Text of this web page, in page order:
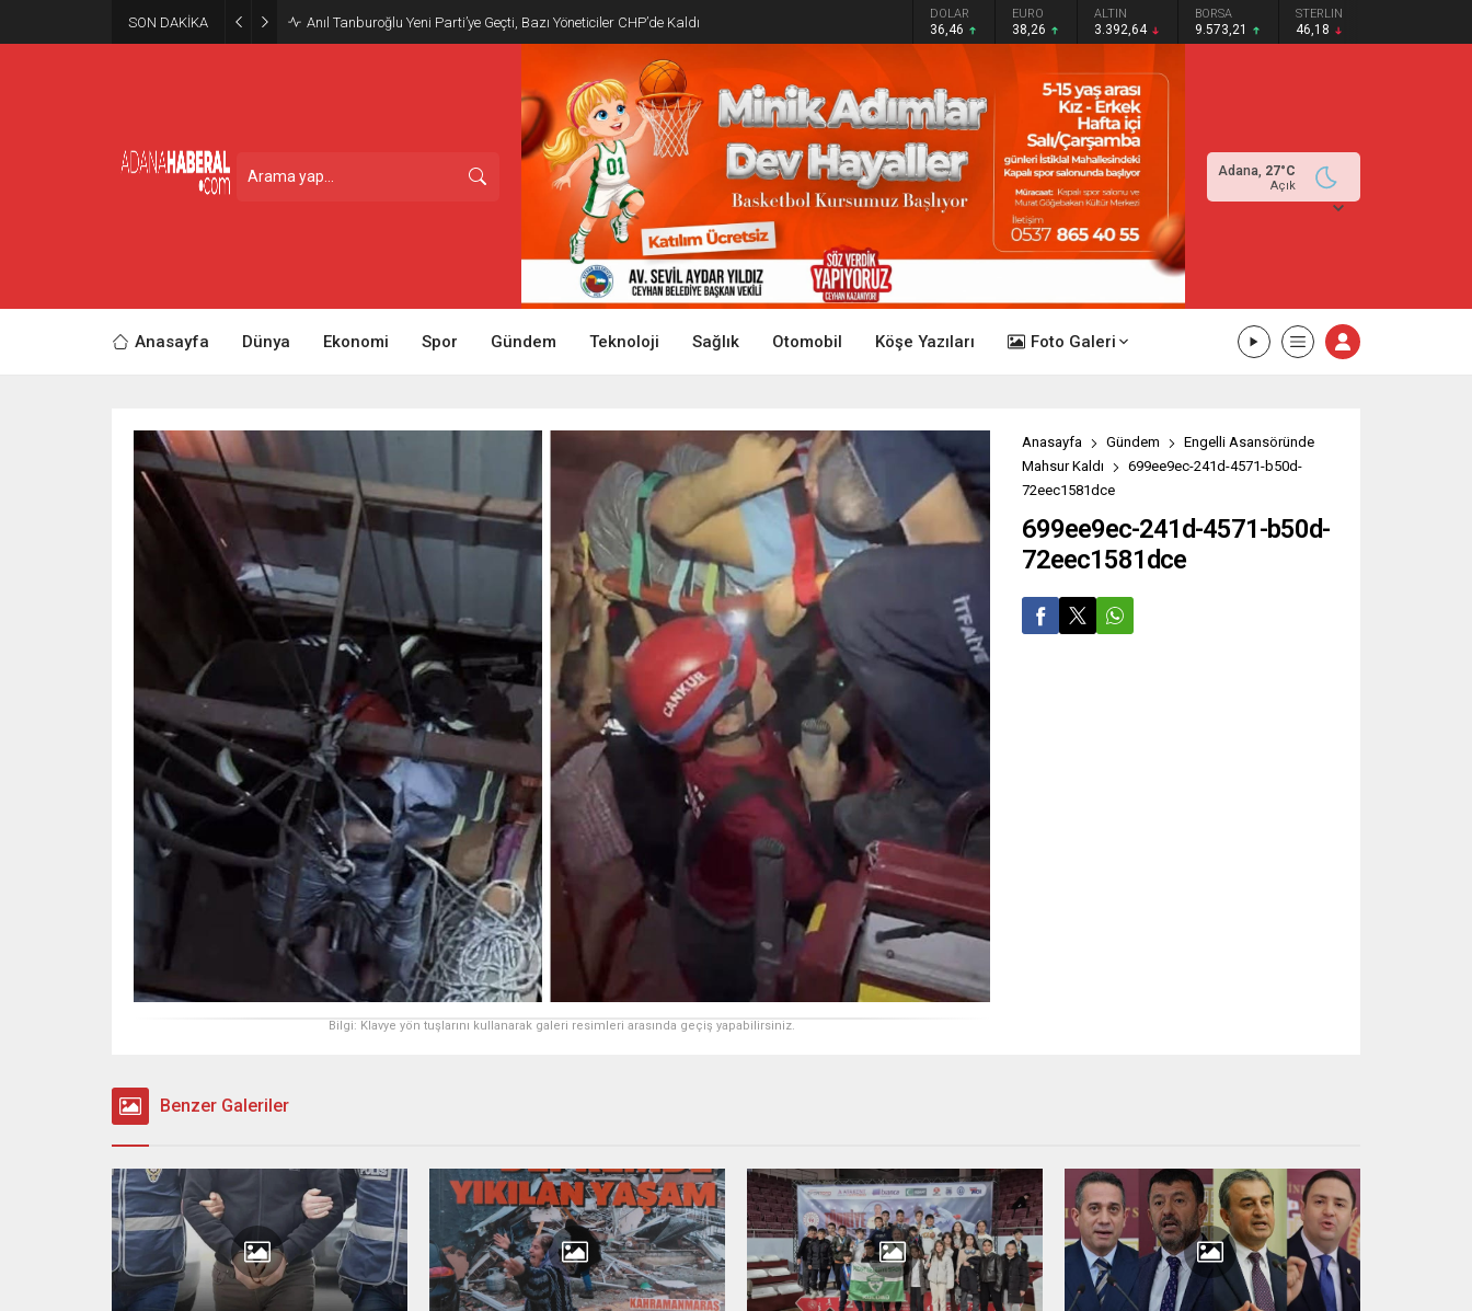
SON DAKİKA Anıl Tanburoğlu Yeni Parti’ye Geçti, Bazı Yöneticiler CHP’de Kaldı DOLAR
36,46
EURO
38,26
ALTIN
3.392,64
BORSA
9.573,21
STERLIN
46,18
Adana, 27°C
Açık
Anasayfa Dünya Ekonomi Spor Gündem Teknoloji Sağlık Otomobil Köşe Yazıları Foto Galeri
Bilgi: Klavye yön tuşlarını kullanarak galeri resimleri arasında geçiş yapabilirsiniz.
Anasayfa Gündem
Engelli Asansöründe
Mahsur Kaldı
699ee9ec-241d-4571-b50d-
72eec1581dce
699ee9ec-241d-4571-b50d-
72eec1581dce
Benzer Galeriler